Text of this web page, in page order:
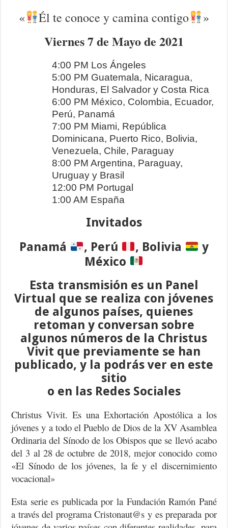
«
Él te conoce y camina contigo »
Viernes 7 de Mayo de 2021
4:00 PM Los Ángeles
5:00 PM Guatemala, Nicaragua,
Honduras, El Salvador y Costa Rica
6:00 PM México, Colombia, Ecuador,
Perú, Panamá
7:00 PM Miami, República
Dominicana, Puerto Rico, Bolivia,
Venezuela, Chile, Paraguay
8:00 PM Argentina, Paraguay,
Uruguay y Brasil
12:00 PM Portugal
1:00 AM España
Invitados
Panamá
, Perú , Bolivia
y
México
Esta transmisión es un Panel
Virtual que se realiza con jóvenes
de algunos países, quienes
retoman y conversan sobre
algunos números de la Christus
Vivit que previamente se han
publicado, y la podrás ver en este
sitio
o en las Redes Sociales
Christus Vivit. Es una Exhortación Apostólica a los
jóvenes y a todo el Pueblo de Dios de la XV Asamblea
Ordinaria del Sínodo de los Obispos que se llevó acabo
del 3 al 28 de octubre de 2018, mejor conocido como
«El Sínodo de los jóvenes, la fe y el discernimiento
vocacional»
Esta serie es publicada por la Fundación Ramón Pané
a través del programa Cristonaut@s y es preparada por